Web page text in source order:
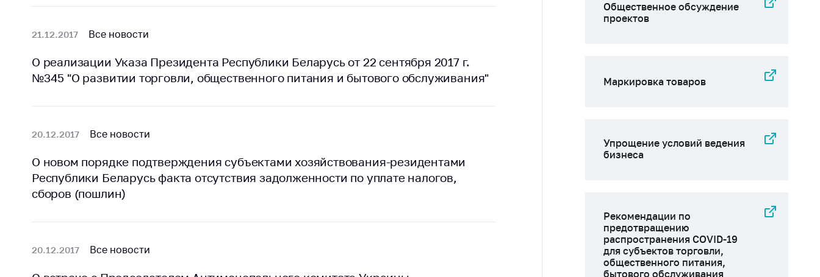
Регулирование и
контроль закупок
Регулирование
деятельности
Международное
сотрудничество
регулирования
медицинскую
технику
антимонопольного
законодательства
21.12.2017 Все новости
О реализации Указа Президента Республики Беларусь от 22 сентября 2017 г.
№345 "О развитии торговли, общественного питания и бытового обслуживания"
20.12.2017 Все новости
О новом порядке подтверждения субъектами хозяйствования-резидентами
Республики Беларусь факта отсутствия задолженности по уплате налогов,
сборов (пошлин)
20.12.2017 Все новости
Общественное обсуждение
проектов
Маркировка товаров
Упрощение условий ведения
бизнеса
Рекомендации по
предотвращению
распространения COVID-19
для субъектов торговли,
общественного питания,
бытового обслуживания